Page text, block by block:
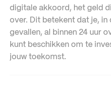
digitale akkoord, het geld
over. Dit betekent dat je, in
gevallen, al binnen 24 uur
kunt beschikken om te
jouw toekomst.